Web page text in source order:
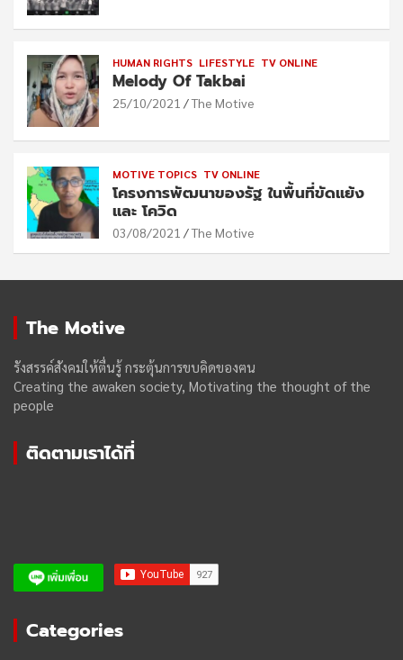
HUMAN RIGHTS LIFESTYLE TV ONLINE
Melody Of Takbai
25/10/2021 The Motive
MOTIVE TOPICS TV ONLINE
โครงการพัฒนาของรัฐ ในพื้นที่ขัดแย้ง
และ โควิด
03/08/2021 The Motive
The Motive
รังสรรค์สังคมให้ตื่นรู้ กระตุ้นการขบคิดของฅน
Creating the awaken society, Motivating the thought of the
people
ติดตามเราได้ที่
Categories